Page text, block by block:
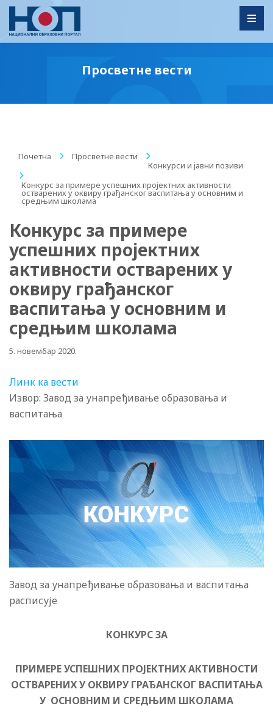
Просветне вести
Почетна / Просветне вести
/
Конкурси и jавни позиви
/
Конкурс за примере успешних пројектних активности
остварених у оквиру грађанског васпитања у основним и
средњим школама
Конкурс за примере
успешних пројектних
активности остварених у
оквиру грађанског
васпитања у основним и
средњим школама
5. новембар 2020.
Линк ка вести
Извор: Завод за унапређивање образовања и
васпитања
Завод за унапређивање образовања и васпитања
расписује
КОНКУРС ЗА
ПРИМЕРЕ УСПЕШНИХ ПРОЈЕКТНИХ АКТИВНОСТИ
ОСТВАРЕНИХ У ОКВИРУ ГРАЂАНСКОГ ВАСПИТАЊА
У ОСНОВНИМ И СРЕДЊИМ ШКОЛАМА